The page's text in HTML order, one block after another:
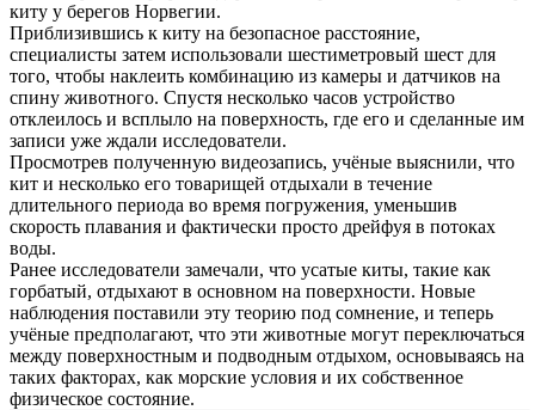
киту у берегов Норвегии.
Приблизившись к киту на безопасное расстояние,
специалисты затем использовали шестиметровый шест для
того, чтобы наклеить комбинацию из камеры и датчиков на
спину животного. Спустя несколько часов устройство
отклеилось и всплыло на поверхность, где его и сделанные им
записи уже ждали исследователи.
Просмотрев полученную видеозапись, учёные выяснили, что
кит и несколько его товарищей отдыхали в течение
длительного периода во время погружения, уменьшив
скорость плавания и фактически просто дрейфуя в потоках
воды.
Ранее исследователи замечали, что усатые киты, такие как
горбатый, отдыхают в основном на поверхности. Новые
наблюдения поставили эту теорию под сомнение, и теперь
учёные предполагают, что эти животные могут переключаться
между поверхностным и подводным отдыхом, основываясь на
таких факторах, как морские условия и их собственное
физическое состояние.